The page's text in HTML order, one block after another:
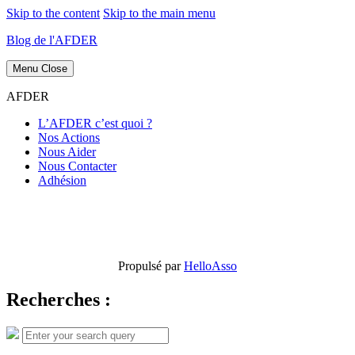
Skip to the content Skip to the main menu
Blog de l'AFDER
Menu Close
AFDER
L’AFDER c’est quoi ?
Nos Actions
Nous Aider
Nous Contacter
Adhésion
Propulsé parHelloAsso
Recherches :
Search
for:
Search